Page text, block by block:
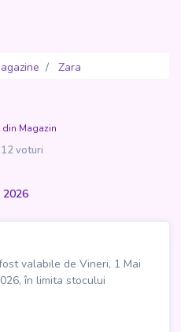
Zara
din Magazin
12 voturi
2026
valabile de Vineri, 1 Mai
în limita stocului
ediție de 5 pagini dedicată